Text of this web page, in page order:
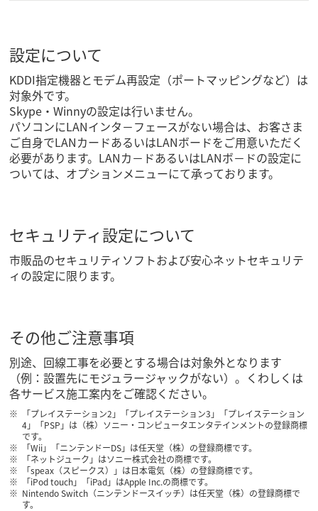
設定について
KDDI指定機器とモデム再設定（ポートマッピングなど）は
対象外です。
Skype・Winnyの設定は行いません。
パソコンにLANインタ－フェースがない場合は、お客さま
ご自身でLANカードあるいはLANボードをご用意いただく
必要があります。LANカ－ドあるいはLANボ－ドの設定に
ついては、オプションメニューにて承っております。
セキュリティ設定について
市販品のセキュリティソフトおよび安心ネットセキュリテ
ィの設定に限ります。
その他ご注意事項
別途、回線工事を必要とする場合は対象外となります
（例：設置先にモジュラージャックがない）。くわしくは
各サービス施工案内をご確認ください。
「プレイステーション2」「プレイステーション3」「プレイステーション
4」「PSP」は（株）ソニー・コンピュータエンタテインメントの登録商標
です。
「Wii」「ニンテンドーDS」は任天堂（株）の登録商標です。
「ネットジューク」はソニー株式会社の商標です。
「speax（スピークス）」は日本電気（株）の登録商標です。
「iPod touch」「iPad」はApple Inc.の商標です。
Nintendo Switch（ニンテンドースイッチ）は任天堂（株）の登録商標で
す。